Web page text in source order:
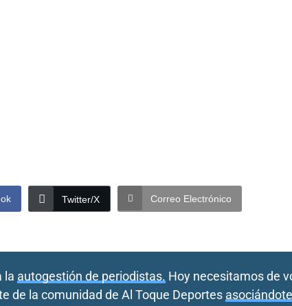
Twitter/X Correo Electrónico
la autogestión de periodistas. Hoy necesitamos de
de la comunidad de Al Toque Deportes